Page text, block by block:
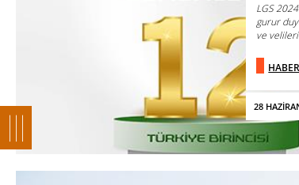
28
LGS
gurur
ve